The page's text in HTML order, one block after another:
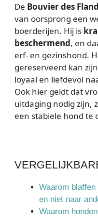
De Bouvier des
van oorsprong een
boerderijen. Hij is
beschermend, en
erf- en gezinshond.
gereserveerd kan
loyaal en liefdevol
Ook hier geldt dat
uitdaging nodig zijn,
een stabiele hond te
Waarom
en niet naar
Waarom